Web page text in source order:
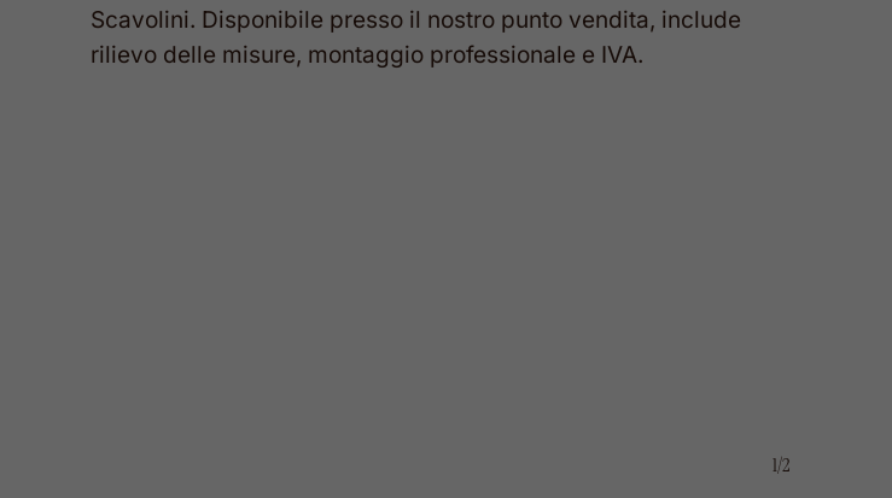
Scavolini. Disponibile presso il nostro punto vendita, include
rilievo delle misure, montaggio professionale e IVA.
1/2